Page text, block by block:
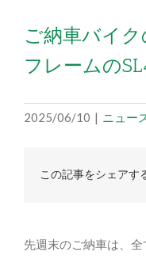
ご納車バイ
フレームの
2025/06/10 | ニュー
この記事をシェアす
先週末のご納車は、